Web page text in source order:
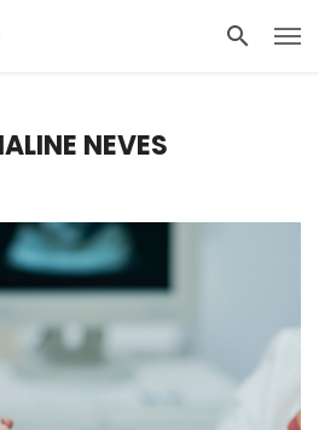
NEVES